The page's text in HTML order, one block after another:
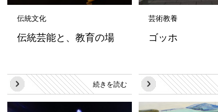
伝統文化
伝統芸能と、教育の場
続きを読む
芸術教養
ゴッホ